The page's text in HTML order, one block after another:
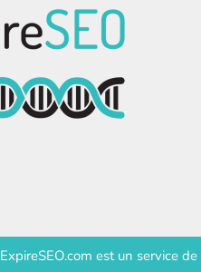
ExpireSEO.com est un service de